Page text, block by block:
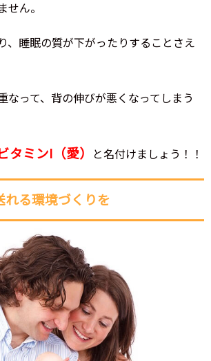
せん。
、睡眠の質が下がったりすることさえ
なって、背の伸びが悪くなってしまう
タミンI（愛） と名付けましょう！！
れる環境づくりを